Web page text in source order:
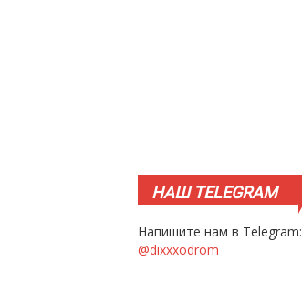
НАШTELEGRAM
Напишите нам в Telegram:
@dixxxodrom